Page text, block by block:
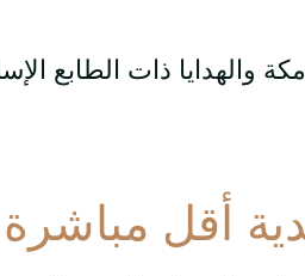
والهدايا ذات الطابع
أقل مباشرة